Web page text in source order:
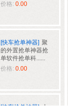
价格: 0.00
[快车抢单神器] 聚
的外置抢单神器抢
单软件抢单科......
价格: 0.00
[快车抢单神器]
小